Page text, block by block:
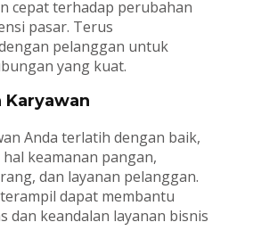
cepat terhadap perubahan
pasar. Terus
pelanggan untuk
yang kuat.
Karyawan
Anda terlatih dengan baik,
keamanan pangan,
dan layanan pelanggan.
dapat membantu
dan keandalan layanan bisnis